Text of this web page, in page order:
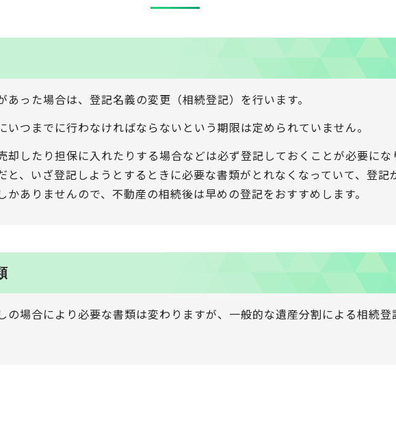
った場合は、登記名義の変更（相続登記）を行います。
つまでに行わなければならないという期限は定められていません。
却したり担保に入れたりする場合などは必ず登記しておくことが必要にな
と、いざ登記しようとするときに必要な書類がとれなくなっていて、登記
ありませんので、不動産の相続後は早めの登記をおすすめします。
の場合により必要な書類は変わりますが、一般的な遺産分割による相続登